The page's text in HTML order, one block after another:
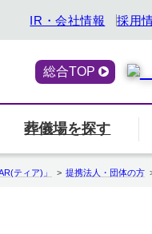
IR・会社情報 採用
総合TOP
一覧へ
葬儀場を探す
エリア別の
アの会」のご案内
喪主・ご遺
終活サービ
ティア)」 提携法人・団体の方